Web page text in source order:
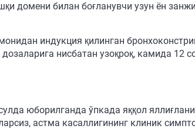
домени билан боғланувчи узун ён
индукция қилинган
нисбатан узоқроқ, камида 12
юборилганда ўпкада яққол
астма касаллигининг клиник